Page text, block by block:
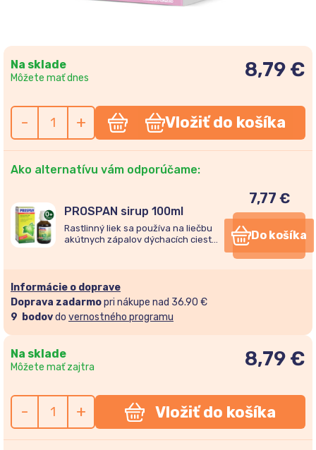
Na sklade
Môžete mať dnes 8,79 €
- + Vložiť do košíka
Ako alternatívu vám odporúčame:
PROSPAN sirup 100ml
Rastlinný liek sa používa na liečbu
akútnych zápalov dýchacích ciest
7,77 €
Do košíka
Informácie o doprave
Doprava zadarmopri nákupe nad 36.90 €
9 bodovdo vernostného programu
Na sklade
Môžete mať zajtra 8,79 €
- + Vložiť do košíka